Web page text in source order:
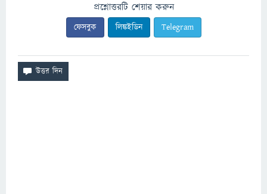
প্রশ্নোত্তরটি শেয়ার করুন
ফেসবুক লিঙ্কইডিন Telegram